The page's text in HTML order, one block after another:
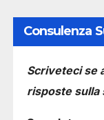
Consulenza
Scriveteci se
risposte sulla